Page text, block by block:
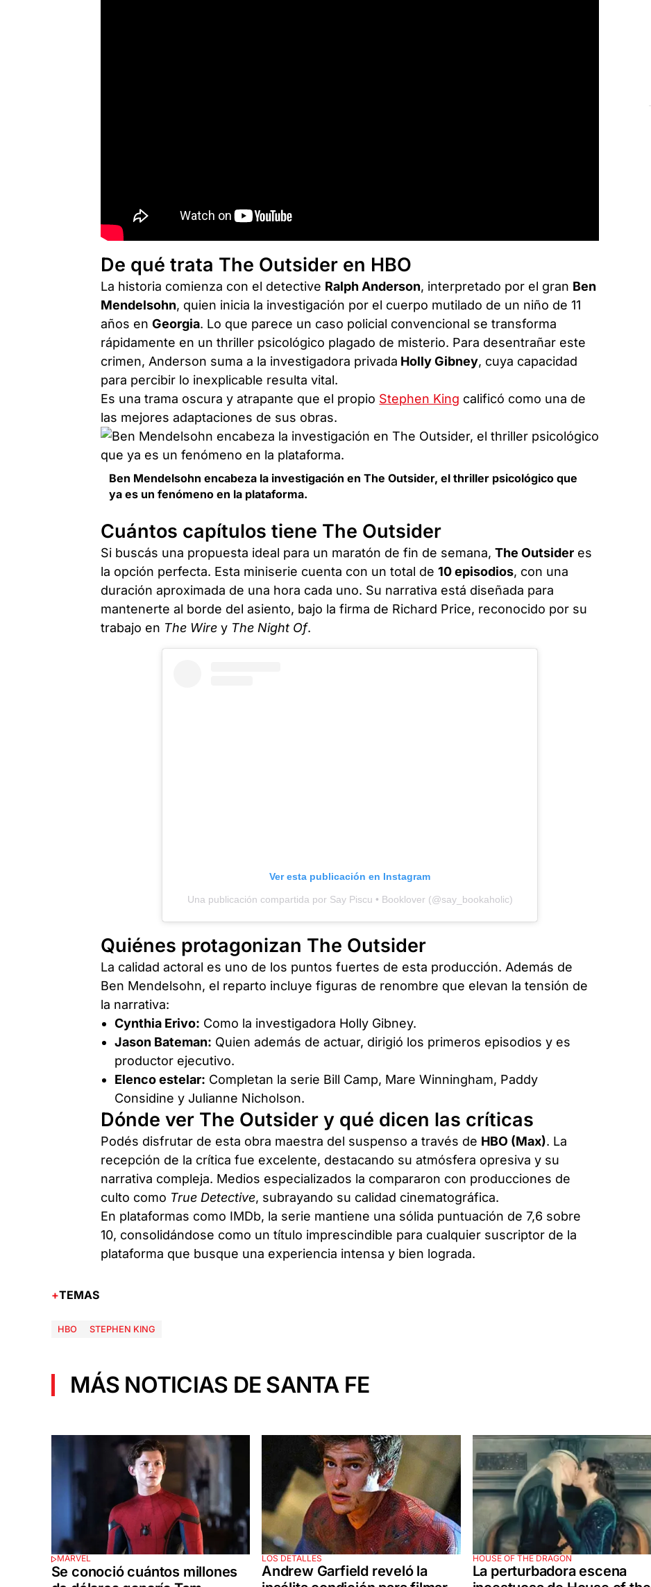
De qué trata The Outsider en HBO
La historia comienza con el detective Ralph Anderson, interpretado por el gran Ben
Mendelsohn, quien inicia la investigación por el cuerpo mutilado de un niño de 11
años enGeorgia. Lo que parece un caso policial convencional se transforma
rápidamente en un thriller psicológico plagado de misterio. Para desentrañar este
crimen, Anderson suma a la investigadora privada Holly Gibney, cuya capacidad
para percibir lo inexplicable resulta vital.
Es una trama oscura y atrapante que el propio Stephen King calificó como una de
las mejores adaptaciones de sus obras.
Ben Mendelsohn encabeza la investigación en The Outsider, el thriller psicológico que
ya es un fenómeno en la plataforma.
Cuántos capítulos tiene The Outsider
Si buscás una propuesta ideal para un maratón de fin de semana,The Outsider es
la opción perfecta. Esta miniserie cuenta con un total de10 episodios, con una
duración aproximada de una hora cada uno. Su narrativa está diseñada para
mantenerte al borde del asiento, bajo la firma de Richard Price, reconocido por su
trabajo en The Wire y The Night Of.
Ver esta publicación en Instagram
Una publicación compartida por Say Piscu • Booklover (@say_bookaholic)
Quiénes protagonizan The Outsider
La calidad actoral es uno de los puntos fuertes de esta producción. Además de
Ben Mendelsohn, el reparto incluye figuras de renombre que elevan la tensión de
la narrativa:
Cynthia Erivo: Como la investigadora Holly Gibney.
Jason Bateman: Quien además de actuar, dirigió los primeros episodios y es
productor ejecutivo.
Elenco estelar: Completan la serie Bill Camp, Mare Winningham, Paddy
Considine y Julianne Nicholson.
Dónde ver The Outsider y qué dicen las críticas
Podés disfrutar de esta obra maestra del suspenso a través de HBO (Max). La
recepción de la crítica fue excelente, destacando su atmósfera opresiva y su
narrativa compleja. Medios especializados la compararon con producciones de
culto como True Detective, subrayando su calidad cinematográfica.
En plataformas como IMDb, la serie mantiene una sólida puntuación de 7,6 sobre
10, consolidándose como un título imprescindible para cualquier suscriptor de la
plataforma que busque una experiencia intensa y bien lograda.
TEMAS
HBO STEPHEN KING
MÁS NOTICIAS DE SANTA FE
MARVEL
Se conoció cuántos millones
LOS DETALLES
Andrew Garfield reveló la
HOUSE OF THE DRAGON
La perturbadora escena